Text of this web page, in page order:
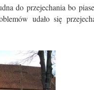
do przejechania bo
udało się